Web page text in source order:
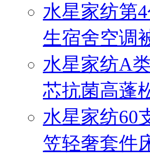
水星家纺第
生宿舍空调
水星家纺A
芯抗菌高蓬
水星家纺60
笠轻奢套件